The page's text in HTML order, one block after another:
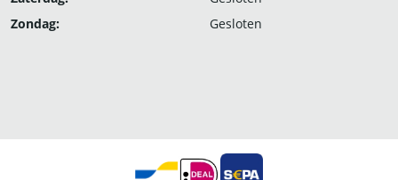
Zondag:
Gesloten